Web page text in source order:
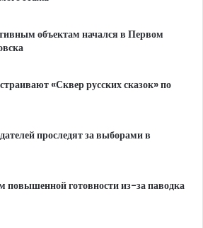
объектам начался в Первом
«Сквер русских сказок» по
проследят за выборами в
готовности из-за паводка